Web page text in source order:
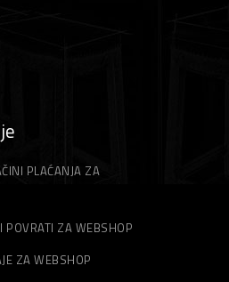
PLAĆANJA ZA
POVRATI ZA WEBSHOP
ZA WEBSHOP